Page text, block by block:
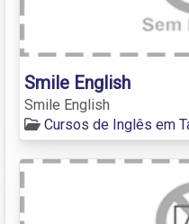
Smile English
Smile English
Cursos de Inglês em